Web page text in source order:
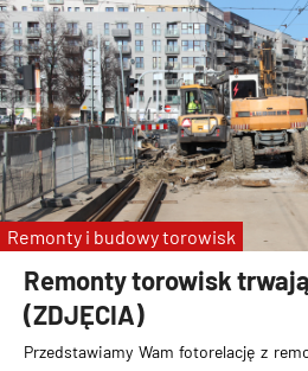
Remonty torowisk
(ZDJĘCIA)
Przedstawiamy Wam fotorelację z
Remonty i budowy torowisk